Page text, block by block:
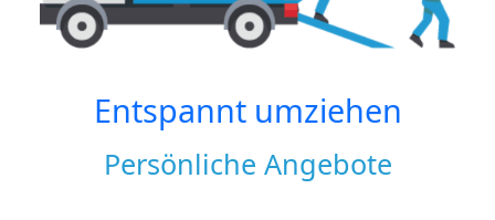
Entspannt umziehen
Persönliche Angebote